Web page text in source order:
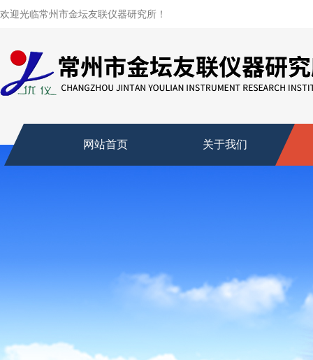
欢迎光临常州市金坛友联仪器研究所！
网站首页 关于我们